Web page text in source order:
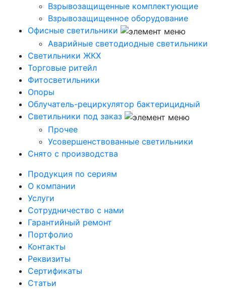
Взрывозащищенные комплектующие
Взрывозащищенное оборудование
Офисные светильники
Аварийные светодиодные светильники
Светильники ЖКХ
Торговые ритейл
Фитосветильники
Опоры
Облучатель-рециркулятор бактерицидный
Светильники под заказ
Прочее
Усовершенствованные светильники
Снято с производства
Продукция по сериям
О компании
Услуги
Сотрудничество с нами
Гарантийный ремонт
Портфолио
Контакты
Реквизиты
Сертификаты
Статьи